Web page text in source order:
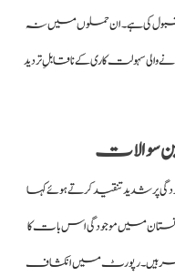
قبول کی ہے۔ ان حملوں میں نہ
سہولت کاری کے ناقابلِ تردید
سوالات
پر شدید تنقید کرتے ہوئے کہا
میں موجودگی اس بات کا
میسر ہیں۔ رپورٹ میں انکشاف